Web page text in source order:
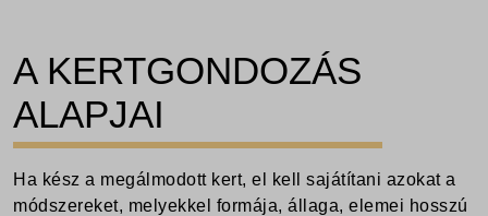
A KERTGONDOZÁS
ALAPJAI
Ha kész a megálmodott kert, el kell sajátítani azokat a
módszereket, melyekkel formája, állaga, elemei hosszú